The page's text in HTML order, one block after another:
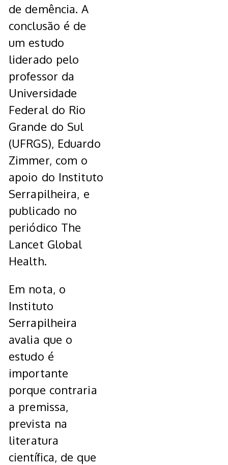
de demência. A
conclusão é de
um estudo
liderado pelo
professor da
Universidade
Federal do Rio
Grande do Sul
(UFRGS), Eduardo
Zimmer, com o
apoio do Instituto
Serrapilheira, e
publicado no
periódico The
Lancet Global
Health.
Em nota, o
Instituto
Serrapilheira
avalia que o
estudo é
importante
porque contraria
a premissa,
prevista na
literatura
científica, de que